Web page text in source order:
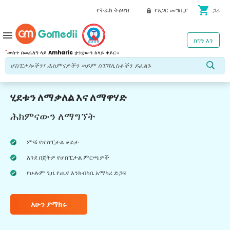
የትራክ ትዕዛዝ የአጋር መግቢያ shopping_cart ጋሪ
*ውስጥ በመፈለግ ላይ Amharic ቋንቋውን ከላይ ቀይር።
ስግን እን
menu
ሂደቱን ለማቃለል እና ለማዋሃድ
ሕክምናውን ለማግኘት
ምቹ የሆስፒታል ቆይታ
እንደ በጀትዎ የሆስፒታል ምርጫዎች
የሁሉም ጊዜ የጤና እንክብካቤ አማካሪ ድጋፍ
አሁን ያማክሩ